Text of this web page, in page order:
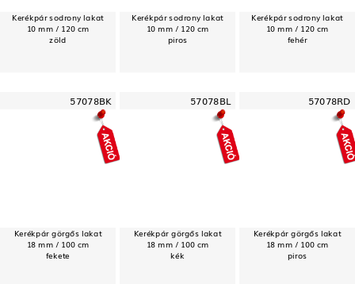
Kerékpár sodrony lakat
10 mm / 120 cm
zöld
Kerékpár sodrony lakat
10 mm / 120 cm
piros
Kerékpár sodrony lakat
10 mm / 120 cm
fehér
57078BK
Kerékpár görgős lakat
18 mm / 100 cm
fekete
57078BL
Kerékpár görgős lakat
18 mm / 100 cm
kék
57078RD
Kerékpár görgős lakat
18 mm / 100 cm
piros